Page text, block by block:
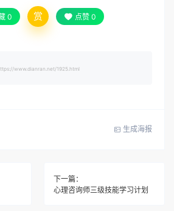
0 赏 点赞 0
www.dianran.net/1925.html
生成海报
下一篇：
心理咨询师三级技能学习计划